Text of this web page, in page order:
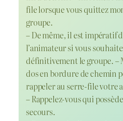
file lorsque vous quittez
groupe.
– De même, il est impératif
l’animateur si vous
définitivement le groupe. –
dos en bordure de chemin
rappeler au serre-file votre
– Rappelez-vous qui
secours.